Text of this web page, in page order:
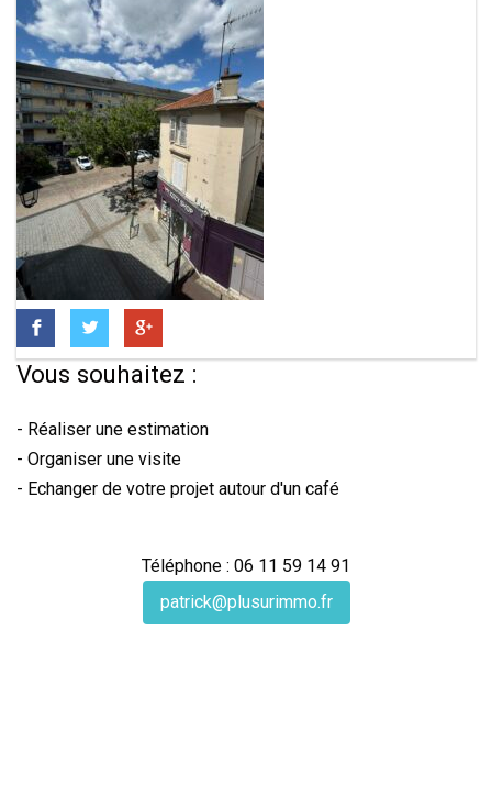
Vous souhaitez :
- Réaliser une estimation
- Organiser une visite
- Echanger de votre projet autour d'un café
Téléphone : 06 11 59 14 91
patrick@plusurimmo.fr